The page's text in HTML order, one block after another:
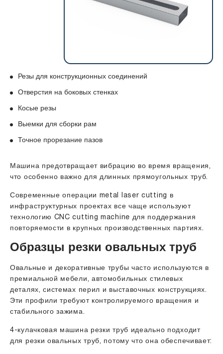
Резы для конструкционных соединений
Отверстия на боковых стенках
Косые резы
Выемки для сборки рам
Точное прорезание пазов
Машина предотвращает вибрацию во время вращения,
что особенно важно для длинных прямоугольных труб.
Современные операции metal laser cutting в
инфраструктурных проектах все чаще используют
технологию CNC cutting machine для поддержания
повторяемости в крупных производственных партиях.
Образцы резки овальных труб
Овальные и декоративные трубы часто используются в
премиальной мебели, автомобильных стилевых
деталях, системах перил и выставочных конструкциях.
Эти профили требуют контролируемого вращения и
стабильного зажима.
4-кулачковая машина резки труб идеально подходит
для резки овальных труб, потому что она обеспечивает: